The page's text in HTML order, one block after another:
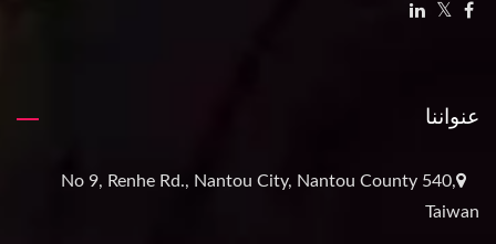
عنواننا
No 9, Renhe Rd., Nantou City, Nantou County 540,
Taiwan